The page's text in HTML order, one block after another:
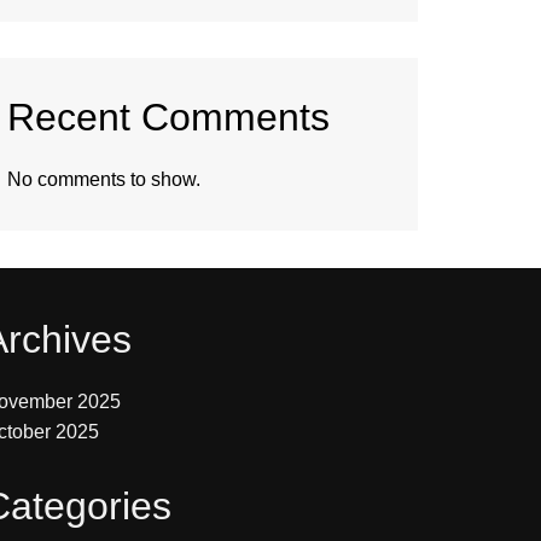
Recent Comments
No comments to show.
2025
2025